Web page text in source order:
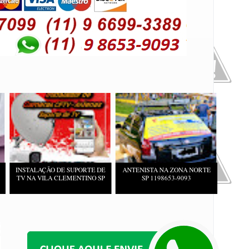
INSTALAÇÃO DE SUPORTE DE
TV NA VILA CLEMENTINO SP
ANTENISTA NA ZONA NORTE
SP 1198653-9093